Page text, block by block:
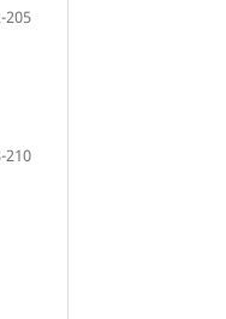
205
210